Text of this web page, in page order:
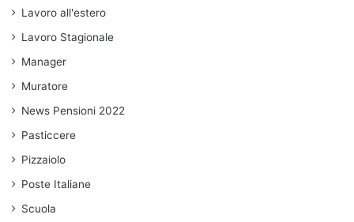
Lavoro all'estero
Lavoro Stagionale
Manager
Muratore
News Pensioni 2022
Pasticcere
Pizzaiolo
Poste Italiane
Scuola